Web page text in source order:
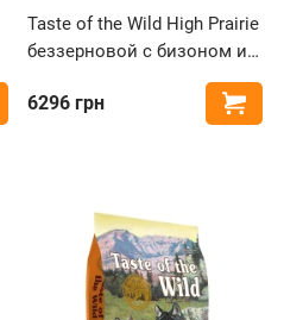
Купить
Taste of the Wild High Prairie
беззерновой с бизоном и
олениной для собак всех
пород
6296 грн